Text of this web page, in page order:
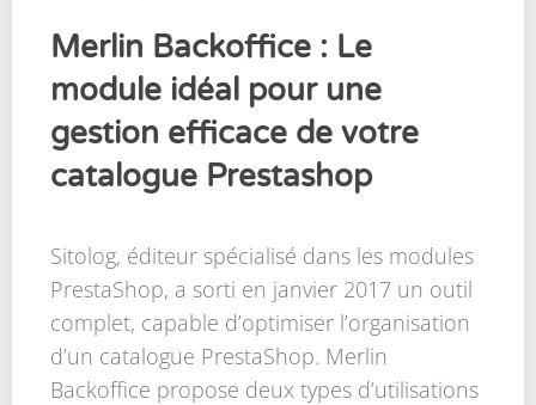
Merlin Backoffice : Le
module idéal pour une
gestion efficace de votre
catalogue Prestashop
Sitolog, éditeur spécialisé dans les modules
PrestaShop, a sorti en janvier 2017 un outil
complet, capable d’optimiser l’organisation
d’un catalogue PrestaShop. Merlin
Backoffice propose deux types d’utilisations